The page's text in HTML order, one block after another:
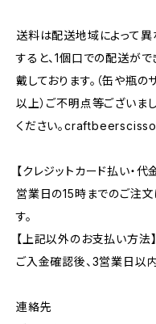
送料は配送地域によって異
すると、1個口での配送が
戴しております。（缶や瓶
以上）ご不明点等ございま
ください。
【クレジットカード払い・代
営業日の15時までのご注
す。
【上記以外のお支払い方法】
ご入金確認後、3営業日以
連絡先